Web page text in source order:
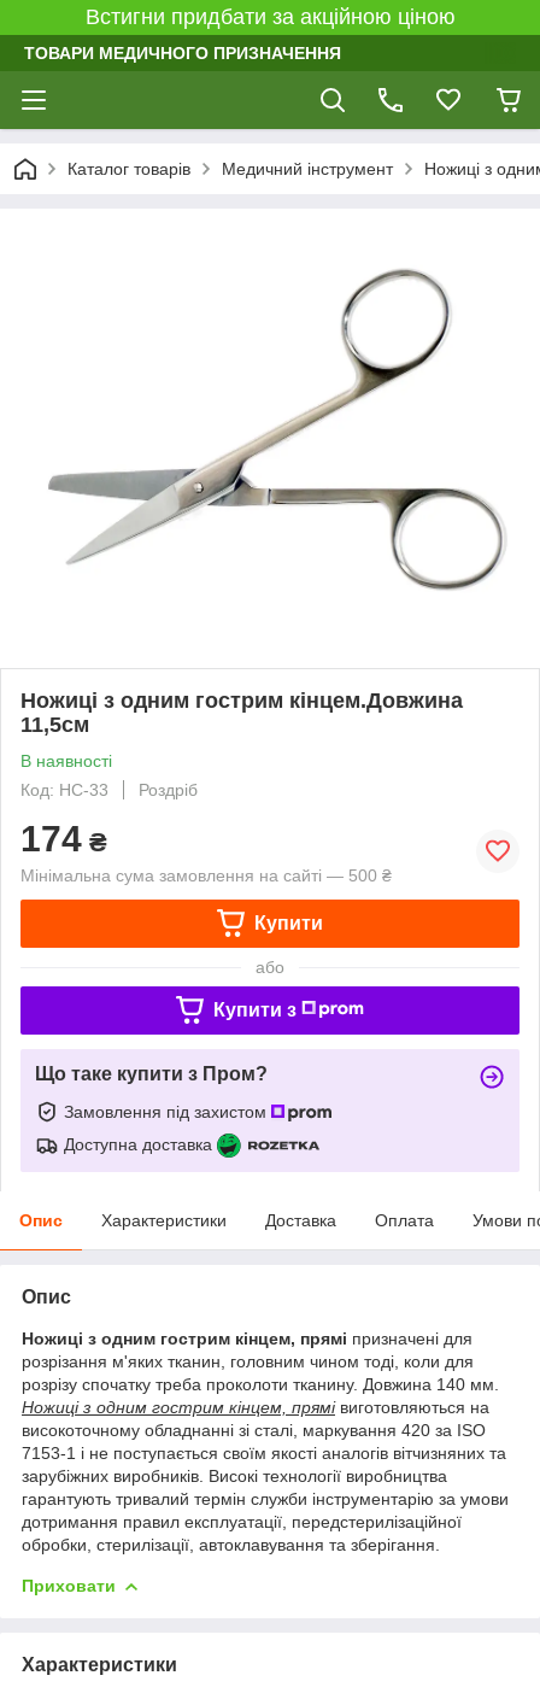
Встигни придбати за акційною ціною
ТОВАРИ МЕДИЧНОГО ПРИЗНАЧЕННЯ
Каталог товарів Медичний інструмент Ножиці з
Ножиці з одним гострим кінцем.Довжина
11,5см
В наявності
Код: НС-33
Роздріб
174 ₴
Мінімальна сума замовлення на сайті — 500 ₴
Купити
або
Купити з
Що таке купити з Пром?
Замовлення під захистом
Доступна доставка
Опис Характеристики Доставка Оплата Умови
Опис
Ножиці з одним гострим кінцем, прямі призначені для
розрізання м'яких тканин, головним чином тоді, коли для
розрізу спочатку треба проколоти тканину. Довжина 140 мм.
Ножиці з одним гострим кінцем, прямівиготовляються на
високоточному обладнанні зі сталі, маркування 420 за ISO
7153-1 і не поступається своїм якості аналогів вітчизняних та
зарубіжних виробників. Високі технології виробництва
гарантують тривалий термін служби інструментарію за умови
дотримання правил експлуатації, передстерилізаційної
обробки, стерилізації, автоклавування та зберігання.
Приховати
Характеристики